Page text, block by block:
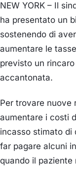
NEW YORK – Il
ha presentato un
sostenendo di
aumentare le
previsto un
accantonata.
Per trovare nuove
aumentare i costi
incasso stimato di
far pagare alcuni
quando il